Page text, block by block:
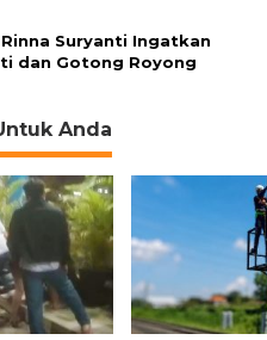
Suryanti Ingatkan
dan Gotong Royong
Anda